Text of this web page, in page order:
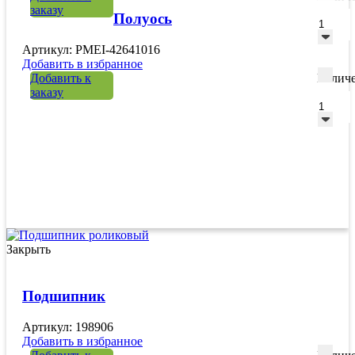
заказу
Полуось
Артикул: PMEI-42641016
Добавить в избранное
Добавить к
заказу
Закрыть
Подшипник
Артикул: 198906
Добавить в избранное